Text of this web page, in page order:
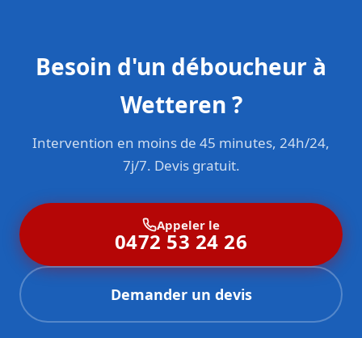
Besoin d'un déboucheur à
Wetteren ?
Intervention en moins de 45 minutes, 24h/24,
7j/7. Devis gratuit.
Appeler le
0472 53 24 26
Demander un devis